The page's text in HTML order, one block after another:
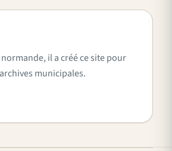
il a créé ce site pour
municipales.